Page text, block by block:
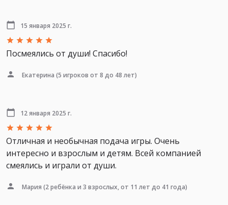
15 января 2025 г.
Посмеялись от души! Спасибо!
Екатерина (5 игроков от 8 до 48 лет)
12 января 2025 г.
Отличная и необычная подача игры. Очень
интересно и взрослым и детям. Всей компанией
смеялись и играли от души.
Мария (2 ребёнка и 3 взрослых, от 11 лет до 41 года)